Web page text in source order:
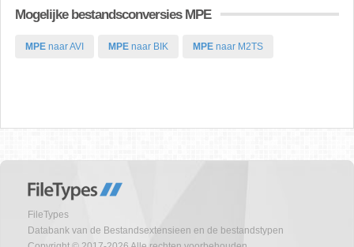
Mogelijke bestandsconversies MPE
MPE naar AVI MPE naar BIK MPE naar M2TS
FileTypes
Databank van de Bestandsextensieen en de bestandstypen